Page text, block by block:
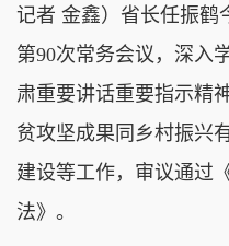
记者 金鑫）省长任振鹤
第90次常务会议，深入
肃重要讲话重要指示精
贫攻坚成果同乡村振兴
建设等工作，审议通过
法》。